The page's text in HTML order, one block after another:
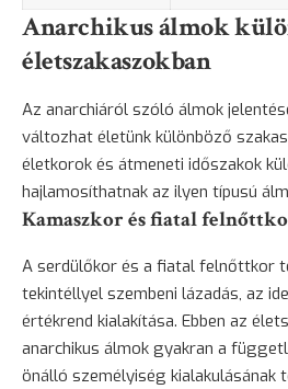
Anarchikus álmok
életszakaszokban
Az anarchiáról szóló álmok
változhat életünk különböző
életkorok és átmeneti időszakok
hajlamosíthatnak az ilyen típusú
Kamaszkor és fiatal
A serdülőkor és a fiatal felnőttkor
tekintéllyel szembeni lázadás, az
értékrend kialakítása. Ebben az
anarchikus álmok gyakran a
önálló személyiség kialakulásának